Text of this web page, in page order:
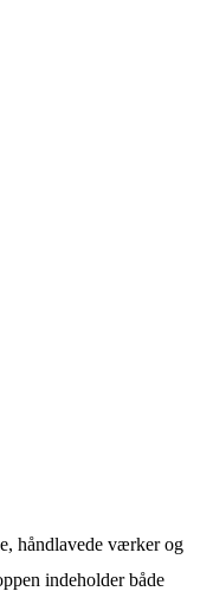
håndlavede værker og
indeholder både